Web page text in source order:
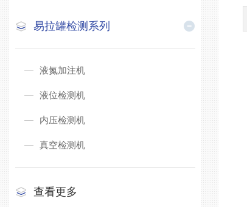
易拉罐检测系列
液氮加注机
液位检测机
内压检测机
真空检测机
查看更多